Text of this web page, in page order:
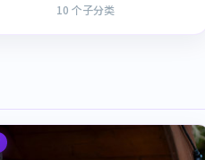
10 个子分类